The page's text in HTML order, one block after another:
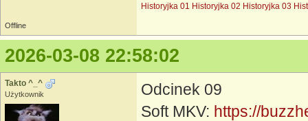
Historyjka 01 Historyjka 02 Historyjka 03
Offline
2026-03-08 22:58:02
Takto ^_^
Użytkownik
Odcinek 09
Soft MKV: https://